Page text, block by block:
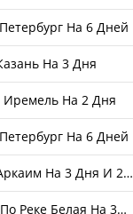
На 6 Дней
На 3 Дня
Иремель На 2 Дня
На 6 Дней
На 3 Дня И 2…
Реке Белая На 3…